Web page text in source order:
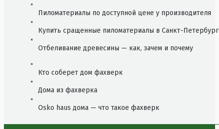
Пиломатериалы по доступной цене у производителя
Купить сращенные пиломатериалы в Санкт-
Отбеливание древесины — как, зачем и почему
Кто соберет дом фахверк
Дома из фахверка
Osko haus дома — что такое фахверк